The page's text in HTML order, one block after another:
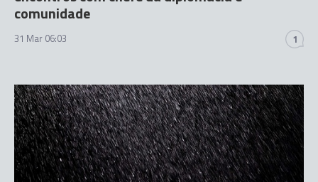
comunidade
31 Mar 06:03 1